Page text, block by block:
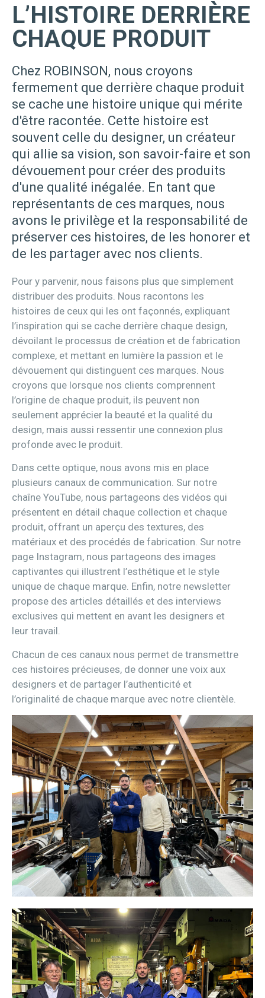
L’HISTOIRE DERRIÈRE
CHAQUE PRODUIT
Chez ROBINSON, nous croyons
fermement que derrière chaque produit
se cache une histoire unique qui mérite
d'être racontée. Cette histoire est
souvent celle du designer, un créateur
qui allie sa vision, son savoir-faire et son
dévouement pour créer des produits
d'une qualité inégalée. En tant que
représentants de ces marques, nous
avons le privilège et la responsabilité de
préserver ces histoires, de les honorer et
de les partager avec nos clients.
Pour y parvenir, nous faisons plus que simplement
distribuer des produits. Nous racontons les
histoires de ceux qui les ont façonnés, expliquant
l’inspiration qui se cache derrière chaque design,
dévoilant le processus de création et de fabrication
complexe, et mettant en lumière la passion et le
dévouement qui distinguent ces marques. Nous
croyons que lorsque nos clients comprennent
l’origine de chaque produit, ils peuvent non
seulement apprécier la beauté et la qualité du
design, mais aussi ressentir une connexion plus
profonde avec le produit.
Dans cette optique, nous avons mis en place
plusieurs canaux de communication. Sur notre
chaîne YouTube, nous partageons des vidéos qui
présentent en détail chaque collection et chaque
produit, offrant un aperçu des textures, des
matériaux et des procédés de fabrication. Sur notre
page Instagram, nous partageons des images
captivantes qui illustrent l’esthétique et le style
unique de chaque marque. Enfin, notre newsletter
propose des articles détaillés et des interviews
exclusives qui mettent en avant les designers et
leur travail.
Chacun de ces canaux nous permet de transmettre
ces histoires précieuses, de donner une voix aux
designers et de partager l’authenticité et
l’originalité de chaque marque avec notre clientèle.